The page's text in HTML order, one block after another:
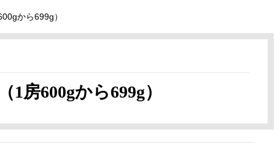
から699g）
房600gから699g）